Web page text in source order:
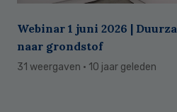
Webinar 1 juni 2026 |
naar grondstof
31 weergaven · 10 jaar geleden